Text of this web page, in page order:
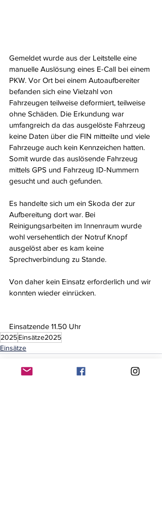
Gemeldet wurde aus der Leitstelle eine
manuelle Auslösung eines E-Call bei einem
PKW. Vor Ort bei einem Autoaufbereiter
befanden sich eine Vielzahl von
Fahrzeugen teilweise deformiert, teilweise
ohne Schäden. Die Erkundung war
umfangreich da das ausgelöste Fahrzeug
keine Daten über die FIN mitteilte und viele
Fahrzeuge auch kein Kennzeichen hatten.
Somit wurde das auslösende Fahrzeug
mittels GPS und Fahrzeug ID-Nummern
gesucht und auch gefunden.
Es handelte sich um ein Skoda der zur
Aufbereitung dort war. Bei
Reinigungsarbeiten im Innenraum wurde
wohl versehentlich der Notruf Knopf
ausgelöst aber es kam keine
Sprechverbindung zu Stande.
Von daher kein Einsatz erforderlich und wir
konnten wieder einrücken.
Einsatzende 11.50 Uhr
2025Einsätze2025
Einsätze